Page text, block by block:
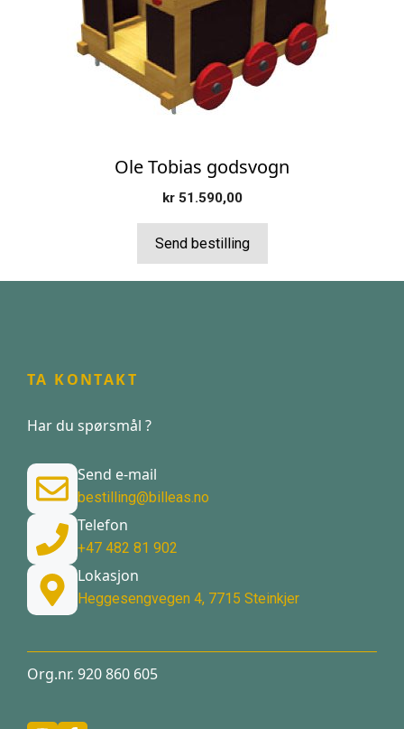
Ole Tobias godsvogn
kr51.590,00
Send bestilling
TA KONTAKT
Har du spørsmål ?
Send e-mail
bestilling@billeas.no
Telefon
+47 482 81 902
Lokasjon
Heggesengvegen 4, 7715 Steinkjer
Org.nr. 920 860 605